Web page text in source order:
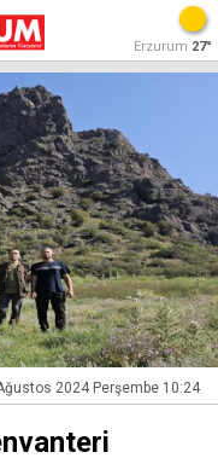
Erzurum 27°
2024 Perşembe 10:24